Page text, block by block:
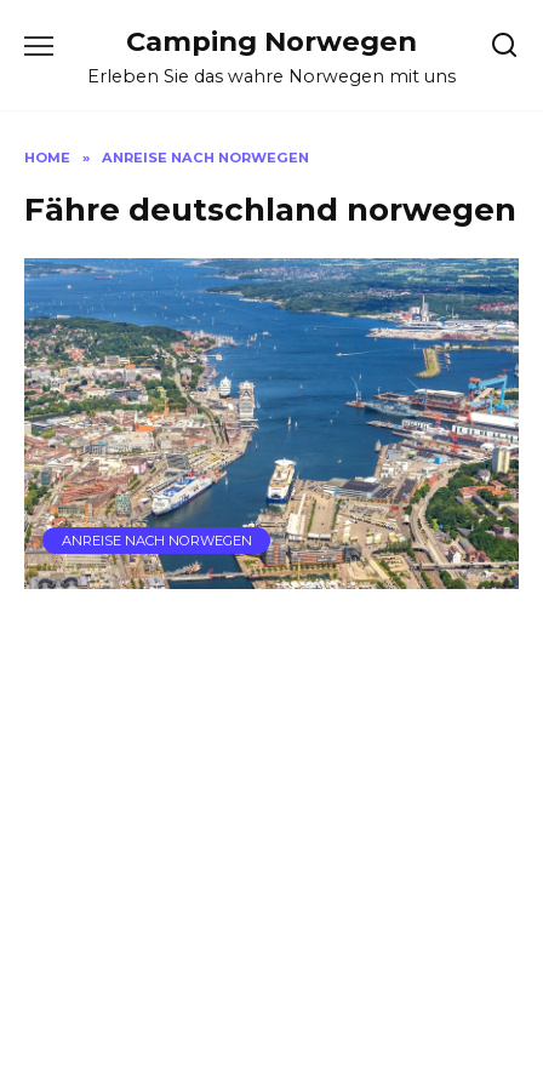
Camping Norwegen
Erleben Sie das wahre Norwegen mit uns
HOME » ANREISE NACH NORWEGEN
Fähre deutschland norwegen
ANREISE NACH NORWEGEN